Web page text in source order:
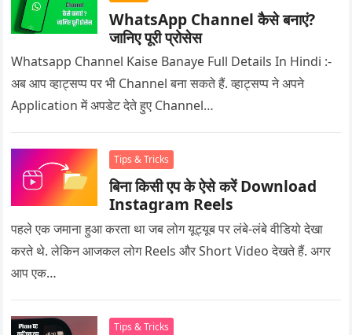
WhatsApp Channel कैसे बनाएं?
जानिए पूरी प्रोसेस
Whatsapp Channel Kaise Banaye Full Details In Hindi :-
अब आप व्हाट्सप्प पर भी Channel बना सकते हैं. व्हाट्सप्प ने अपने
Application में अपडेट देते हुए Channel…
Tips & Tricks
बिना किसी एप के ऐसे करें Download
Instagram Reels
पहले एक जमाना हुआ करता था जब लोग यूट्यूब पर लंबे-लंबे वीडियो देखा
करते थे. लेकिन आजकल लोग Reels और Short Video देखते हैं. अगर
आप एक…
Tips & Tricks